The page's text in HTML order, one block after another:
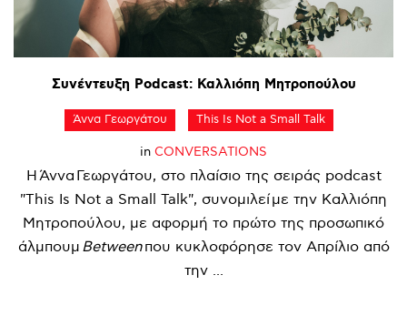
Συνέντευξη Podcast: Καλλιόπη Μητροπούλου
Άννα Γεωργάτου This Is Not a Small Talk
in CONVERSATIONS
Η Άννα Γεωργάτου, στο πλαίσιο της σειράς podcast
"This Is Not a Small Talk", συνομιλεί με την Καλλιόπη
Μητροπούλου, με αφορμή το πρώτο της προσωπικό
άλμπουμ Betweenπου κυκλοφόρησε τον Απρίλιο από
την ...